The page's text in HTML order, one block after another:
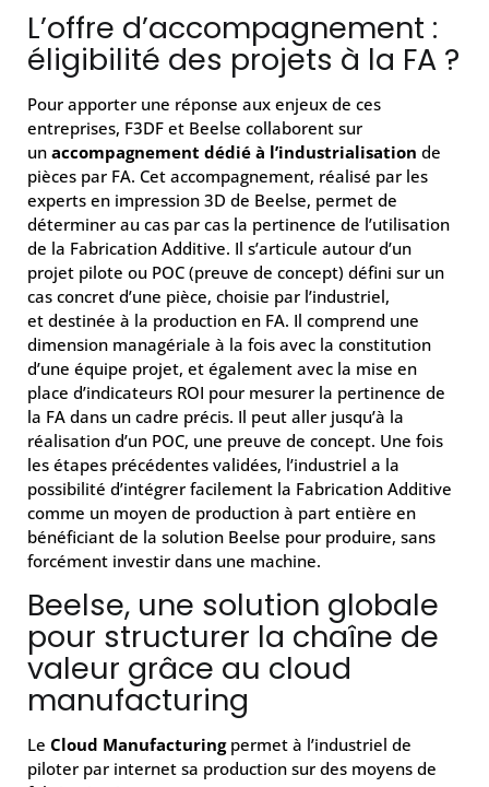
L’offre d’accompagnement :
éligibilité des projets à la FA ?
Pour apporter une réponse aux enjeux de ces
entreprises, F3DF et Beelse collaborent sur
un accompagnement dédié à l’industrialisation de
pièces par FA. Cet accompagnement, réalisé par les
experts en impression 3D de Beelse, permet de
déterminer au cas par cas la pertinence de l’utilisation
de la Fabrication Additive. Il s’articule autour d’un
projet pilote ou POC (preuve de concept) défini sur un
cas concret d’une pièce, choisie par l’industriel,
et destinée à la production en FA. Il comprend une
dimension managériale à la fois avec la constitution
d’une équipe projet, et également avec la mise en
place d’indicateurs ROI pour mesurer la pertinence de
la FA dans un cadre précis. Il peut aller jusqu’à la
réalisation d’un POC, une preuve de concept. Une fois
les étapes précédentes validées, l’industriel a la
possibilité d’intégrer facilement la Fabrication Additive
comme un moyen de production à part entière en
bénéficiant de la solution Beelse pour produire, sans
forcément investir dans une machine.
Beelse, une solution globale
pour structurer la chaîne de
valeur grâce au cloud
manufacturing
Le Cloud Manufacturingpermet à l’industriel de
piloter par internet sa production sur des moyens de